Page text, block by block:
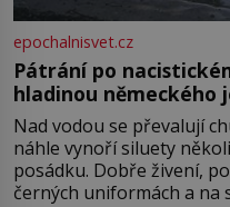
epochalnisvet.cz
Pátrání po
hladinou německého
Nad vodou se převalují
náhle vynoří siluety
posádku. Dobře živení,
černých uniformách a na